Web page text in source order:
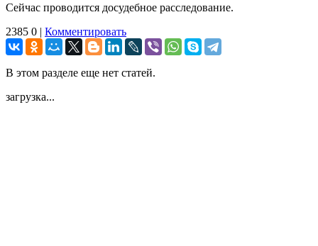
Сейчас проводится досудебное расследование.
2385 0 | Комментировать
В этом разделе еще нет статей.
загрузка...